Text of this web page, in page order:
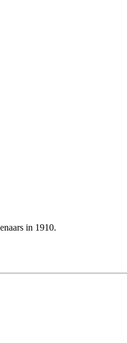
in 1910.